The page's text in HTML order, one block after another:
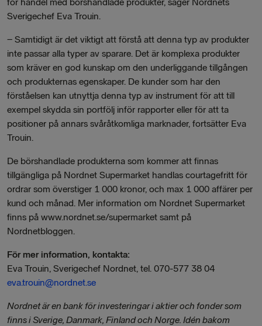
Sverigechef Eva Trouin.
− Samtidigt är det viktigt att förstå att denna typ av produkter
inte passar alla typer av sparare. Det är komplexa produkter
som kräver en god kunskap om den underliggande tillgången
och produkternas egenskaper. De kunder som har den
förståelsen kan utnyttja denna typ av instrument för att till
exempel skydda sin portfölj inför rapporter eller för att ta
positioner på annars svåråtkomliga marknader, fortsätter Eva
Trouin.
De börshandlade produkterna som kommer att finnas
tillgängliga på Nordnet Supermarket handlas courtagefritt för
ordrar som överstiger 1 000 kronor, och max 1 000 affärer per
kund och månad. Mer information om Nordnet Supermarket
finns på www.nordnet.se/supermarket samt på
Nordnetbloggen.
För mer information, kontakta:
Eva Trouin, Sverigechef Nordnet, tel. 070-577 38 04
eva.trouin@nordnet.se
Nordnet är en bank för investeringar i aktier och fonder som
finns i Sverige, Danmark, Finland och Norge. Idén bakom